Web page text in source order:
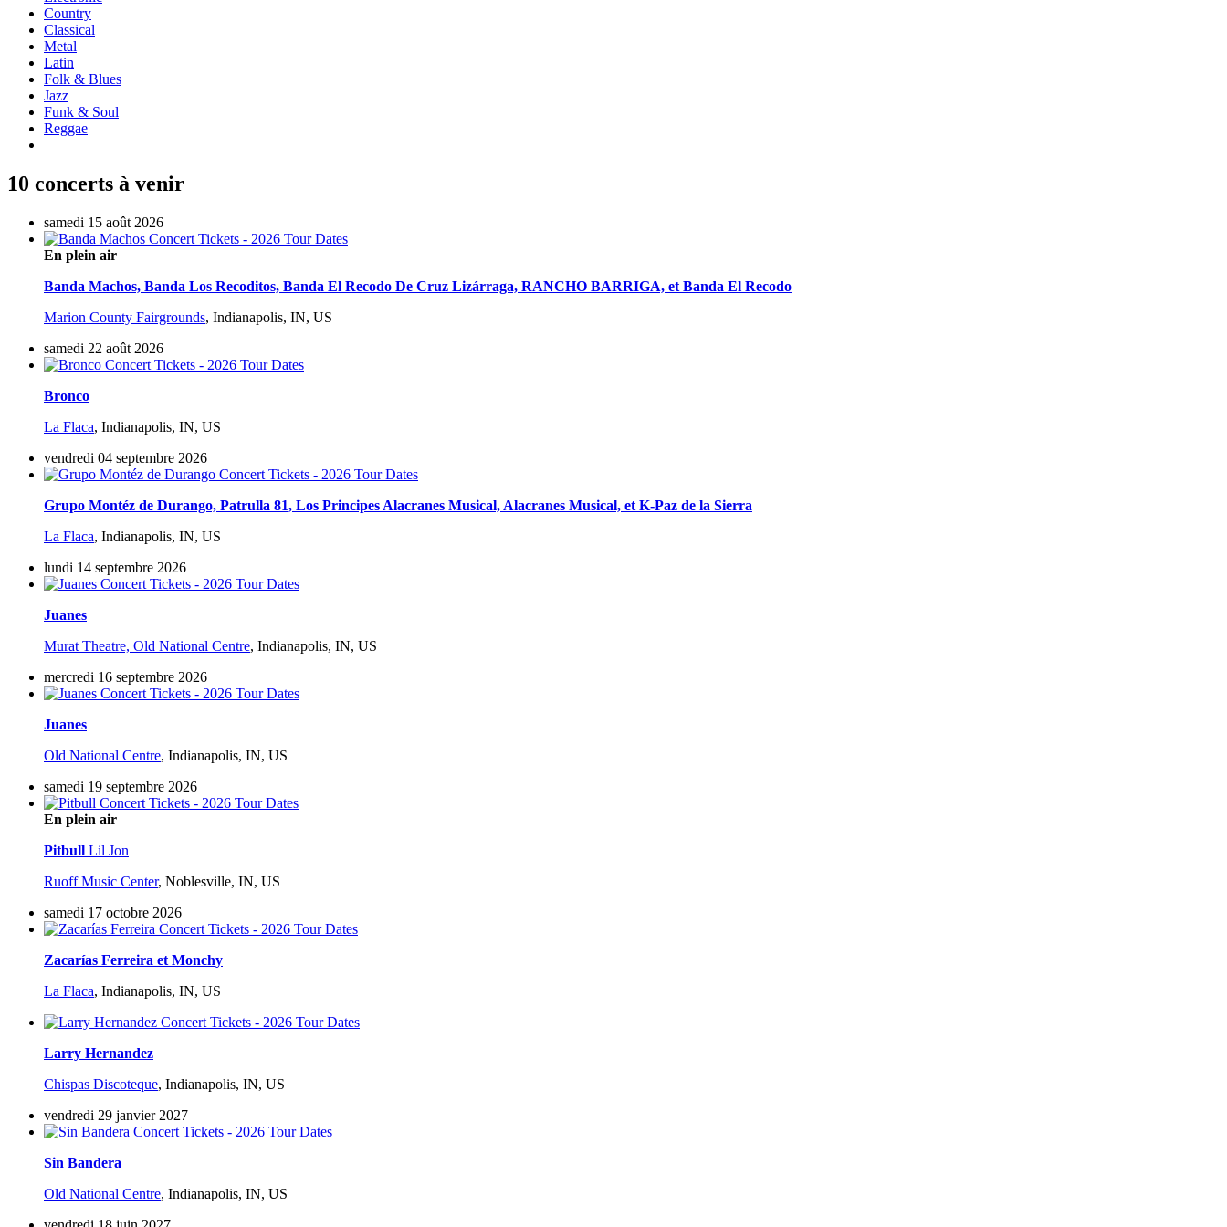
Country
Classical
Metal
Latin
Folk & Blues
Jazz
Funk & Soul
Reggae
10 concerts à venir
samedi 15 août 2026
En plein air
Banda Machos, Banda Los Recoditos, Banda El Recodo De Cruz Lizárraga, RANCHO BARRIGA, et Banda El Recodo
Marion County Fairgrounds, Indianapolis, IN, US
samedi 22 août 2026
Bronco
La Flaca, Indianapolis, IN, US
vendredi 04 septembre 2026
Grupo Montéz de Durango, Patrulla 81, Los Principes Alacranes Musical, Alacranes Musical, et K-Paz de la Sierra
La Flaca, Indianapolis, IN, US
lundi 14 septembre 2026
Juanes
Murat Theatre, Old National Centre, Indianapolis, IN, US
mercredi 16 septembre 2026
Juanes
Old National Centre, Indianapolis, IN, US
samedi 19 septembre 2026
En plein air
Pitbull Lil Jon
Ruoff Music Center, Noblesville, IN, US
samedi 17 octobre 2026
Zacarías Ferreira et Monchy
La Flaca, Indianapolis, IN, US
Larry Hernandez
Chispas Discoteque, Indianapolis, IN, US
vendredi 29 janvier 2027
Sin Bandera
Old National Centre, Indianapolis, IN, US